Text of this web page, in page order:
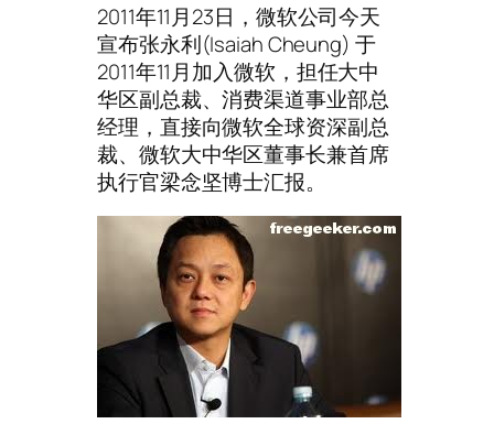
2011年11月23日，微软公司今天
宣布张永利(Isaiah Cheung) 于
2011年11月加入微软，担任大中
华区副总裁、消费渠道事业部总
经理，直接向微软全球资深副总
裁、微软大中华区董事长兼首席
执行官梁念坚博士汇报。